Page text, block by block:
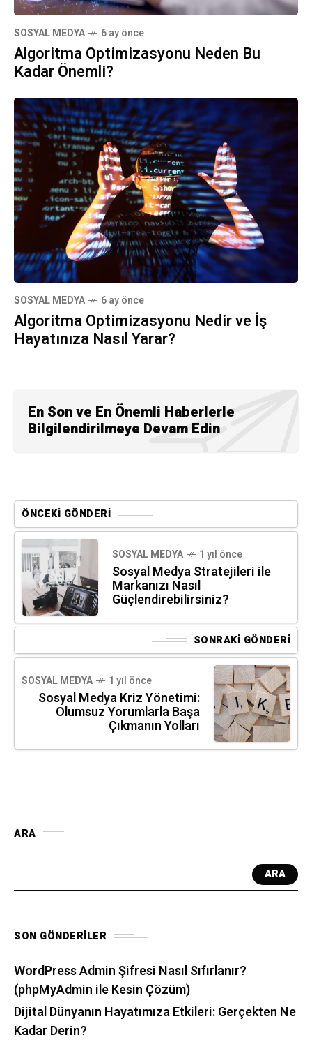
SOSYAL MEDYA 6 ay önce
Algoritma Optimizasyonu Neden Bu
Kadar Önemli?
SOSYAL MEDYA 6 ay önce
Algoritma Optimizasyonu Nedir ve İş
Hayatınıza Nasıl Yarar?
En Son ve En Önemli Haberlerle
Bilgilendirilmeye Devam Edin
ÖNCEKI GÖNDERI
SOSYAL MEDYA 1 yıl önce
Sosyal Medya Stratejileri ile
Markanızı Nasıl
Güçlendirebilirsiniz?
SONRAKI GÖNDERI
SOSYAL MEDYA 1 yıl önce
Sosyal Medya Kriz Yönetimi:
Olumsuz Yorumlarla Başa
Çıkmanın Yolları
ARA
ARA
SON GÖNDERILER
WordPress Admin Şifresi Nasıl Sıfırlanır?
(phpMyAdmin ile Kesin Çözüm)
Dijital Dünyanın Hayatımıza Etkileri: Gerçekten Ne
Kadar Derin?